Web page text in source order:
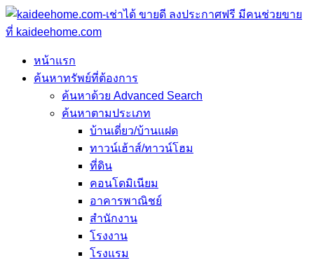
หน้าแรก
ค้นหาทรัพย์ที่ต้องการ
ค้นหาด้วย Advanced Search
ค้นหาตามประเภท
บ้านเดี่ยว/บ้านแฝด
ทาวน์เฮ้าส์/ทาวน์โฮม
ที่ดิน
คอนโดมิเนียม
อาคารพาณิชย์
สำนักงาน
โรงงาน
โรงแรม